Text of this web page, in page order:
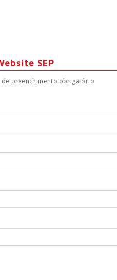
SEP
preenchimento obrigatório